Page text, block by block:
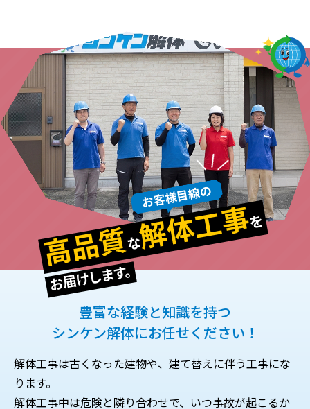
お客様目線の
高品質な解体工事を
お届けします。
豊富な経験と知識を持つ
シンケン解体にお任せください！
解体工事は古くなった建物や、建て替えに伴う工事にな
ります。
解体工事中は危険と隣り合わせで、いつ事故が起こるか